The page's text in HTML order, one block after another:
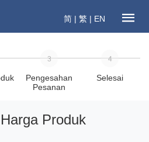
简 | 繁 | EN
3
Pengesahan
Pesanan
4
Selesai
Produk